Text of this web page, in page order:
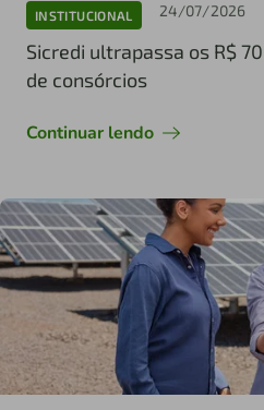
INSTITUCIONAL 24/07/2026
Sicredi ultrapassa os R$
de consórcios
Continuar lendo